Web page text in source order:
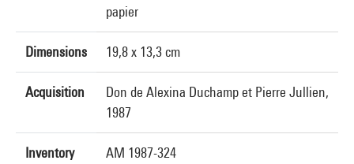
papier
Dimensions 19,8 x 13,3 cm
Acquisition
Don de Alexina Duchamp et Pierre Jullien,
1987
Inventory
AM 1987-324